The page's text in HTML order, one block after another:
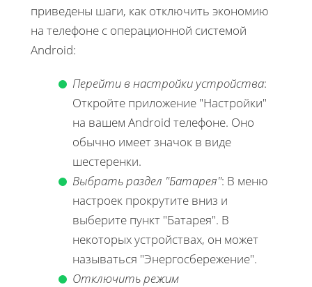
приведены шаги, как отключить экономию
на телефоне с операционной системой
Android:
Перейти в настройки устройства:
Откройте приложение "Настройки"
на вашем Android телефоне. Оно
обычно имеет значок в виде
шестеренки.
Выбрать раздел "Батарея": В меню
настроек прокрутите вниз и
выберите пункт "Батарея". В
некоторых устройствах, он может
называться "Энергосбережение".
Отключить режим